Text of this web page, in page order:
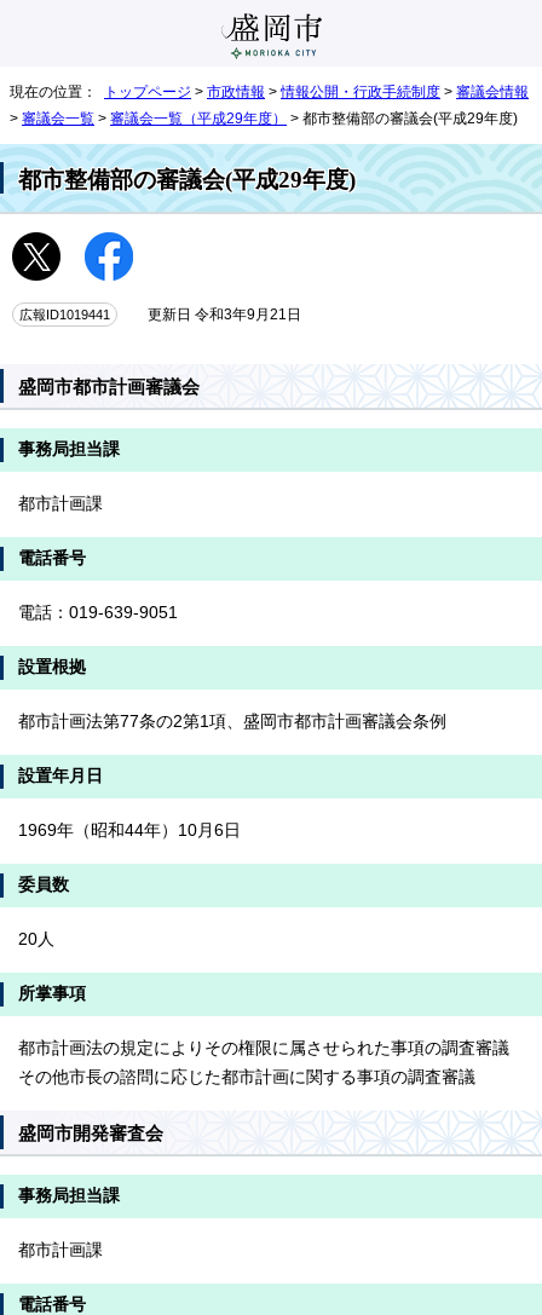
現在の位置： トップページ > 市政情報 >情報公開・行政手続制度 > 審議会情報
> 審議会一覧 > 審議会一覧（平成29年度） > 都市整備部の審議会(平成29年度)
都市整備部の審議会(平成29年度)
広報ID1019441 更新日 令和3年9月21日
盛岡市都市計画審議会
事務局担当課
都市計画課
電話番号
電話：019-639-9051
設置根拠
都市計画法第77条の2第1項、盛岡市都市計画審議会条例
設置年月日
1969年（昭和44年）10月6日
委員数
20人
所掌事項
都市計画法の規定によりその権限に属させられた事項の調査審議
その他市長の諮問に応じた都市計画に関する事項の調査審議
盛岡市開発審査会
事務局担当課
都市計画課
電話番号